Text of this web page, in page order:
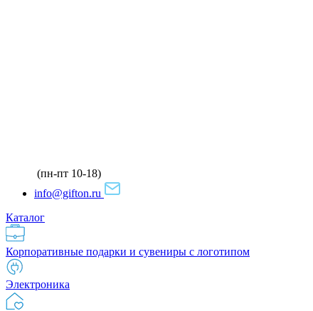
(пн-пт 10-18)
info@gifton.ru
Каталог
Корпоративные подарки и сувениры с логотипом
Электроника